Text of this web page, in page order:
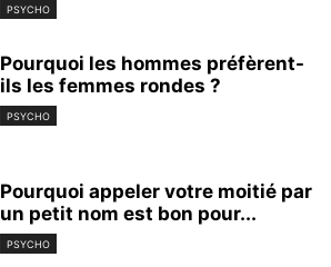
PSYCHO
Pourquoi les hommes préfèrent-
ils les femmes rondes ?
PSYCHO
Pourquoi appeler votre moitié par
un petit nom est bon pour...
PSYCHO